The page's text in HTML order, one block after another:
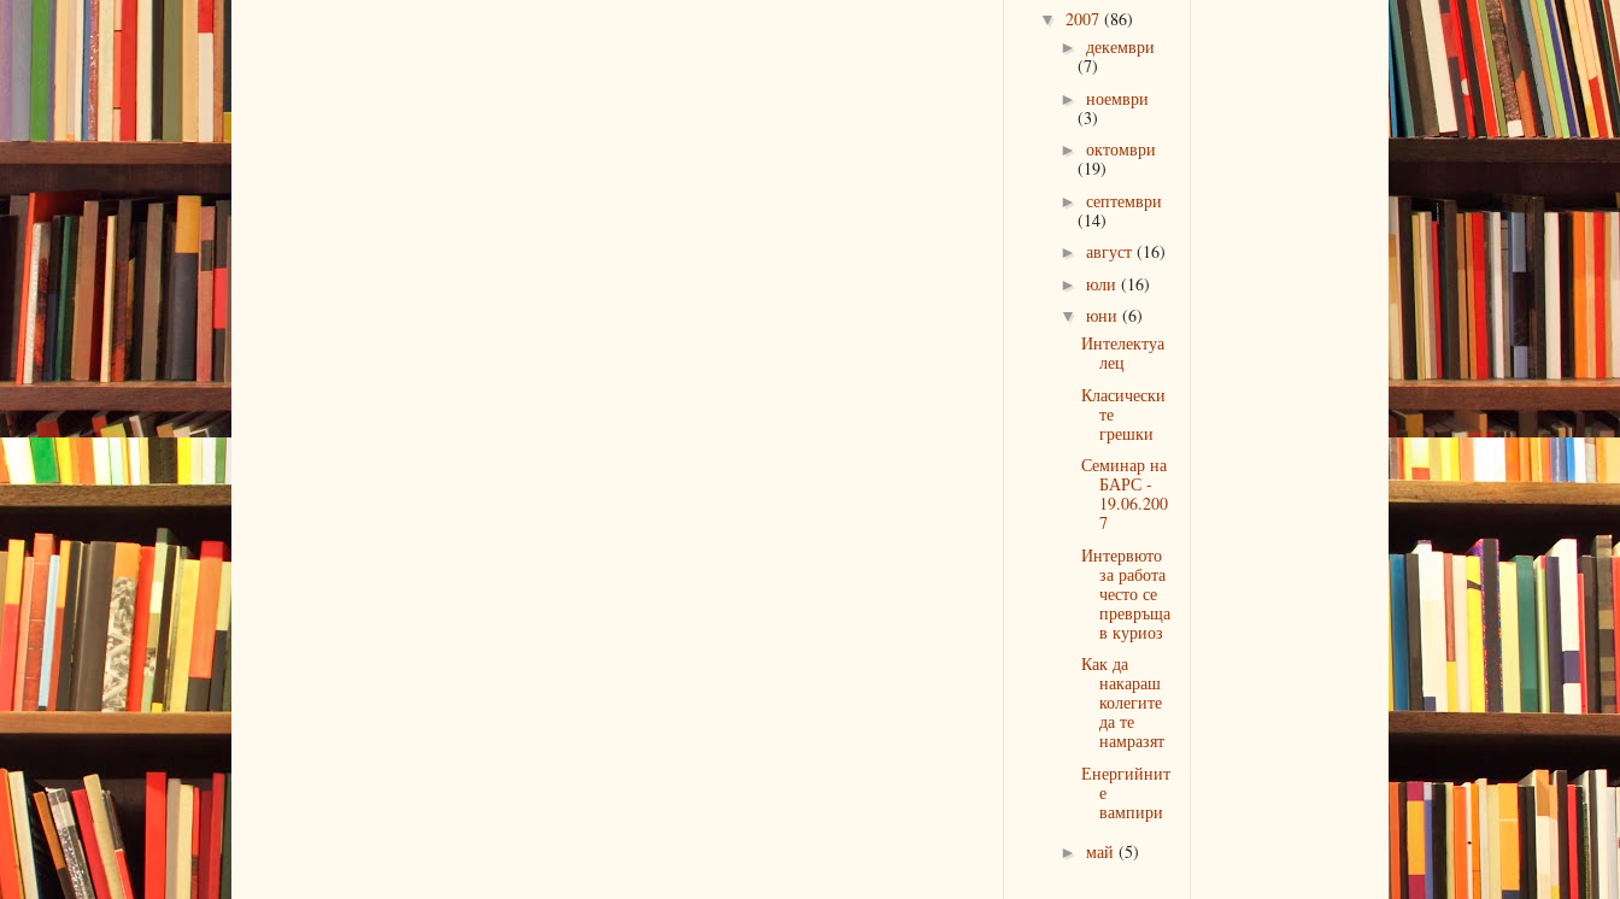
▼ 2007 (86)
► декември
(7)
► ноември
(3)
► октомври
(19)
► септември
(14)
► август (16)
► юли (16)
▼ юни (6)
Интелектуа
лец
Класически
те
грешки
Семинар на
БАРС -
19.06.200
7
Интервюто
за работа
често се
превръща
в куриоз
Как да
накараш
колегите
да те
намразят
Енергийнит
е
вампири
► май (5)